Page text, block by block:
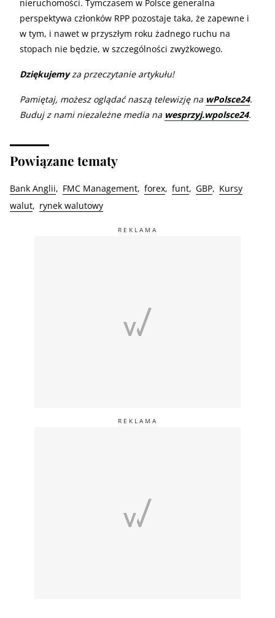
nieruchomości. Tymczasem w Polsce generalna
perspektywa członków RPP pozostaje taka, że zapewne i
w tym, i nawet w przyszłym roku żadnego ruchu na
stopach nie będzie, w szczególności zwyżkowego.
Dziękujemyza przeczytanie artykułu!
Pamiętaj, możesz oglądać naszą telewizję na wPolsce24.
Buduj z nami niezależne media na wesprzyj.wpolsce24.
Powiązane tematy
Bank Anglii FMC Management forex funt GBP
Kursy
walut
rynek walutowy